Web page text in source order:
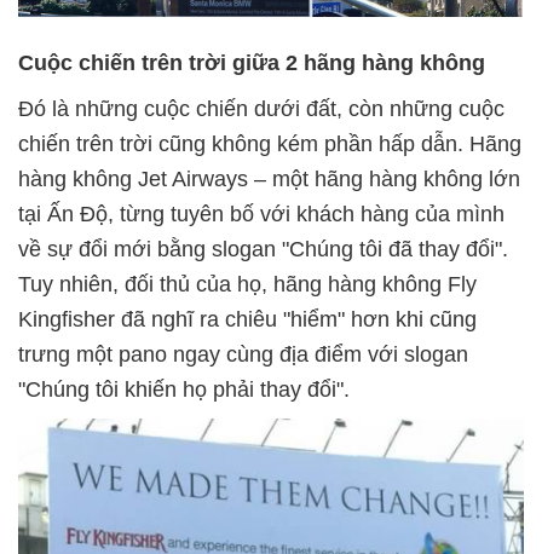
Cuộc chiến trên trời giữa 2 hãng hàng không
Đó là những cuộc chiến dưới đất, còn những cuộc
chiến trên trời cũng không kém phần hấp dẫn. Hãng
hàng không Jet Airways – một hãng hàng không lớn
tại Ấn Độ, từng tuyên bố với khách hàng của mình
về sự đổi mới bằng slogan "Chúng tôi đã thay đổi".
Tuy nhiên, đối thủ của họ, hãng hàng không Fly
Kingfisher đã nghĩ ra chiêu "hiểm" hơn khi cũng
trưng một pano ngay cùng địa điểm với slogan
"Chúng tôi khiến họ phải thay đổi".